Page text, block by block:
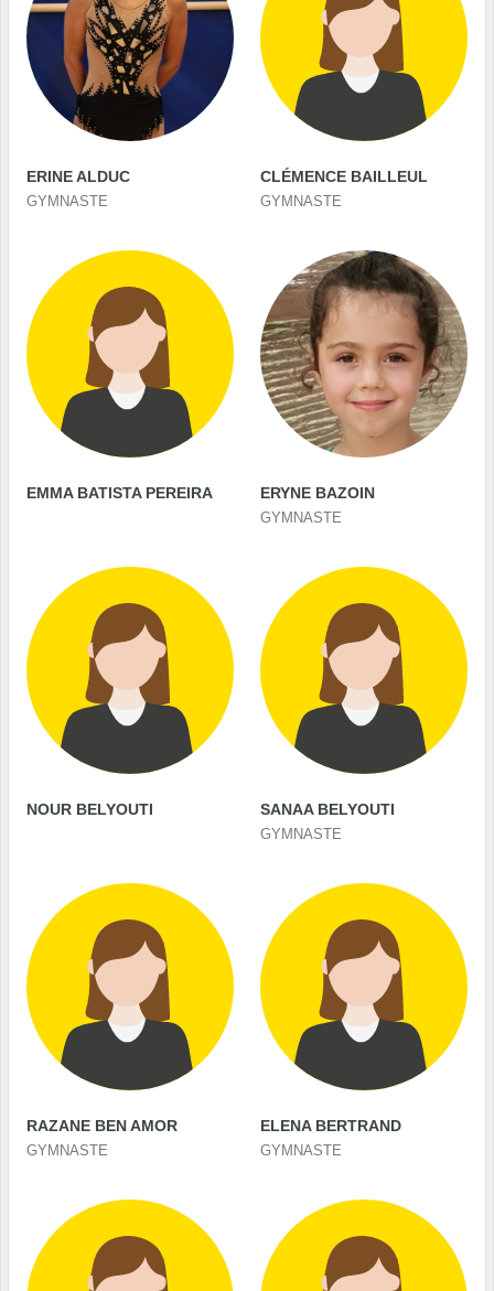
ERINE ALDUC
GYMNASTE
CLÉMENCE BAILLEUL
GYMNASTE
EMMA BATISTA PEREIRA ERYNE BAZOIN
GYMNASTE
NOUR BELYOUTI SANAA BELYOUTI
GYMNASTE
RAZANE BEN AMOR
GYMNASTE
ELENA BERTRAND
GYMNASTE